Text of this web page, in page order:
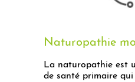
Naturopathie
La naturopathie est
de santé primaire qui